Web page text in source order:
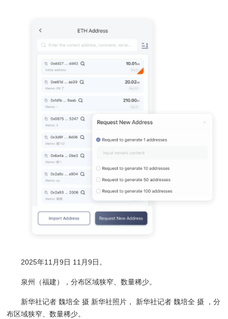
2025年11月9日 11月9日。
泉州（福建），分布区域狭窄、数量稀少。
新华社记者 魏培全 摄 新华社照片， 新华社记者 魏培全 摄 ，分
布区域狭窄、数量稀少。